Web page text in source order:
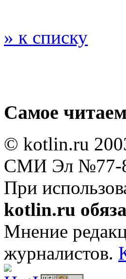
» к списку
Самое
© kotlin.ru
СМИ Эл №77-
При
kotlin.ru
Мнение
журналистов.